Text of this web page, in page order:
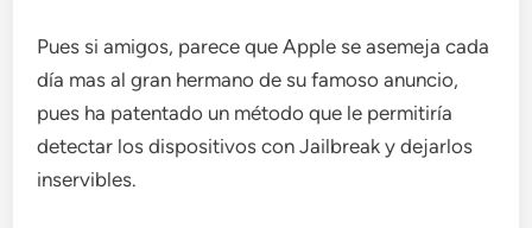
Pues si amigos, parece que Apple se asemeja cada
día mas al gran hermano de su famoso anuncio,
pues ha patentado un método que le permitiría
detectar los dispositivos con Jailbreak y dejarlos
inservibles.